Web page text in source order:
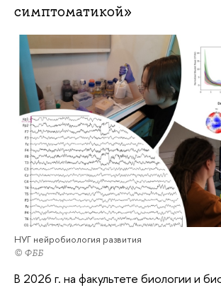
симптоматикой»
НУГ нейробиология развития
© ФББ
В 2026 г. на факультете биологии и